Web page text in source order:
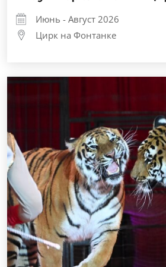
Июнь - Август 2026
Цирк на Фонтанке